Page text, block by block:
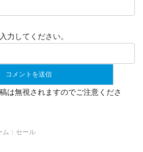
力してください。
は無視されますのでご注意くださ
ム：セール